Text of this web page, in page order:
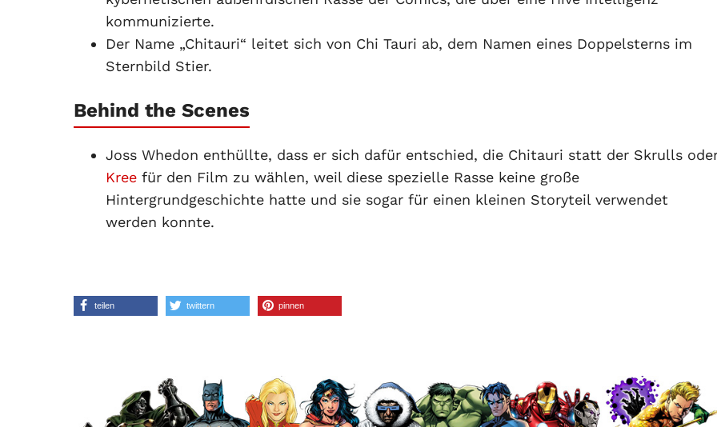
kommunizierte.
Der Name „Chitauri“ leitet sich von Chi Tauri ab, dem Namen eines Doppelsterns im
Sternbild Stier.
Behind the Scenes
Joss Whedon enthüllte, dass er sich dafür entschied, die Chitauri statt der Skrulls
Kree für den Film zu wählen, weil diese spezielle Rasse keine große
Hintergrundgeschichte hatte und sie sogar für einen kleinen Storyteil verwendet
werden konnte.
teilen twittern pinnen